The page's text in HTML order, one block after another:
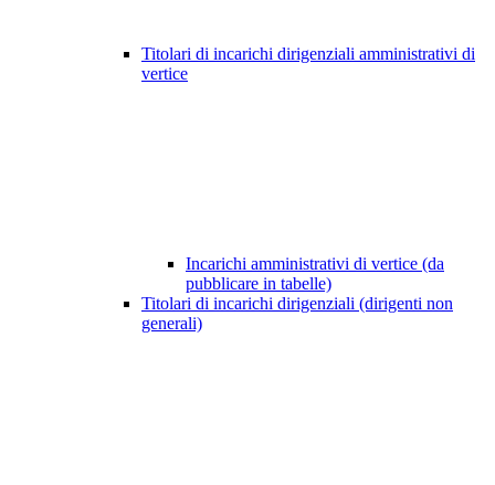
Titolari di incarichi dirigenziali amministrativi di
vertice
Incarichi amministrativi di vertice (da
pubblicare in tabelle)
Titolari di incarichi dirigenziali (dirigenti non
generali)